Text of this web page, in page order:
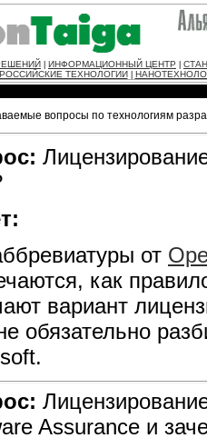
ИНФОРМАЦИОННЫЙ ЦЕНТР
РОССИЙСКИЕ ТЕХНОЛОГИИ
вопросы по технологиям
от
как
вариант
обязательно
Assurance и